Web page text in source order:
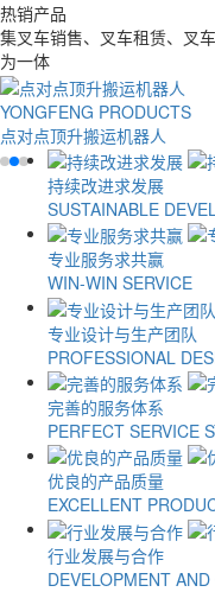
热销产品
集叉车销售、叉车租赁、叉
为一体
YONGFENG PRODUCTS
点对点顶升搬运机器人
持续改进求发展
SUSTAINABLE
专业服务求共赢
WIN-WIN SERVICE
专业设计与生产团队
PROFESSIONAL
完善的服务体系
PERFECT SERVICE
优良的产品质量
EXCELLENT
行业发展与合作
DEVELOPMENT